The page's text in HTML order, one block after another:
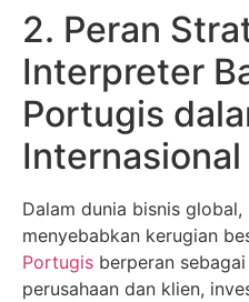
2. Peran
Interpreter
Portugis
Internasional
Dalam dunia bisnis
menyebabkan kerugian
Portugis berperan
perusahaan dan klien,